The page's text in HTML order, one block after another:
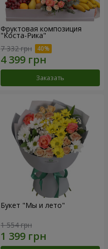
Фруктовая композиция
"Коста-Рика"
7 332 грн
Заказать
Букет "Мы и лето"
1 554 грн